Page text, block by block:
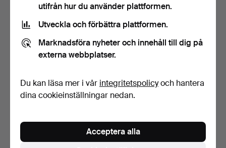
BOKHYLLA, 1930/40-tal.
Klubbades 29 jun 2025
KARMSTOL, "Nr 37 A",
Nässjö Stolfabrik, 19…
Klubbades 29 jun 2025
utifrån hur du använder plattformen.
Utveckla och förbättra plattformen.
Marknadsföra nyheter och innehåll till dig på
externa webbplatser.
Du kan läsa mer i vår integritetspolicyoch hantera
dina cookieinställningar nedan.
Acceptera alla